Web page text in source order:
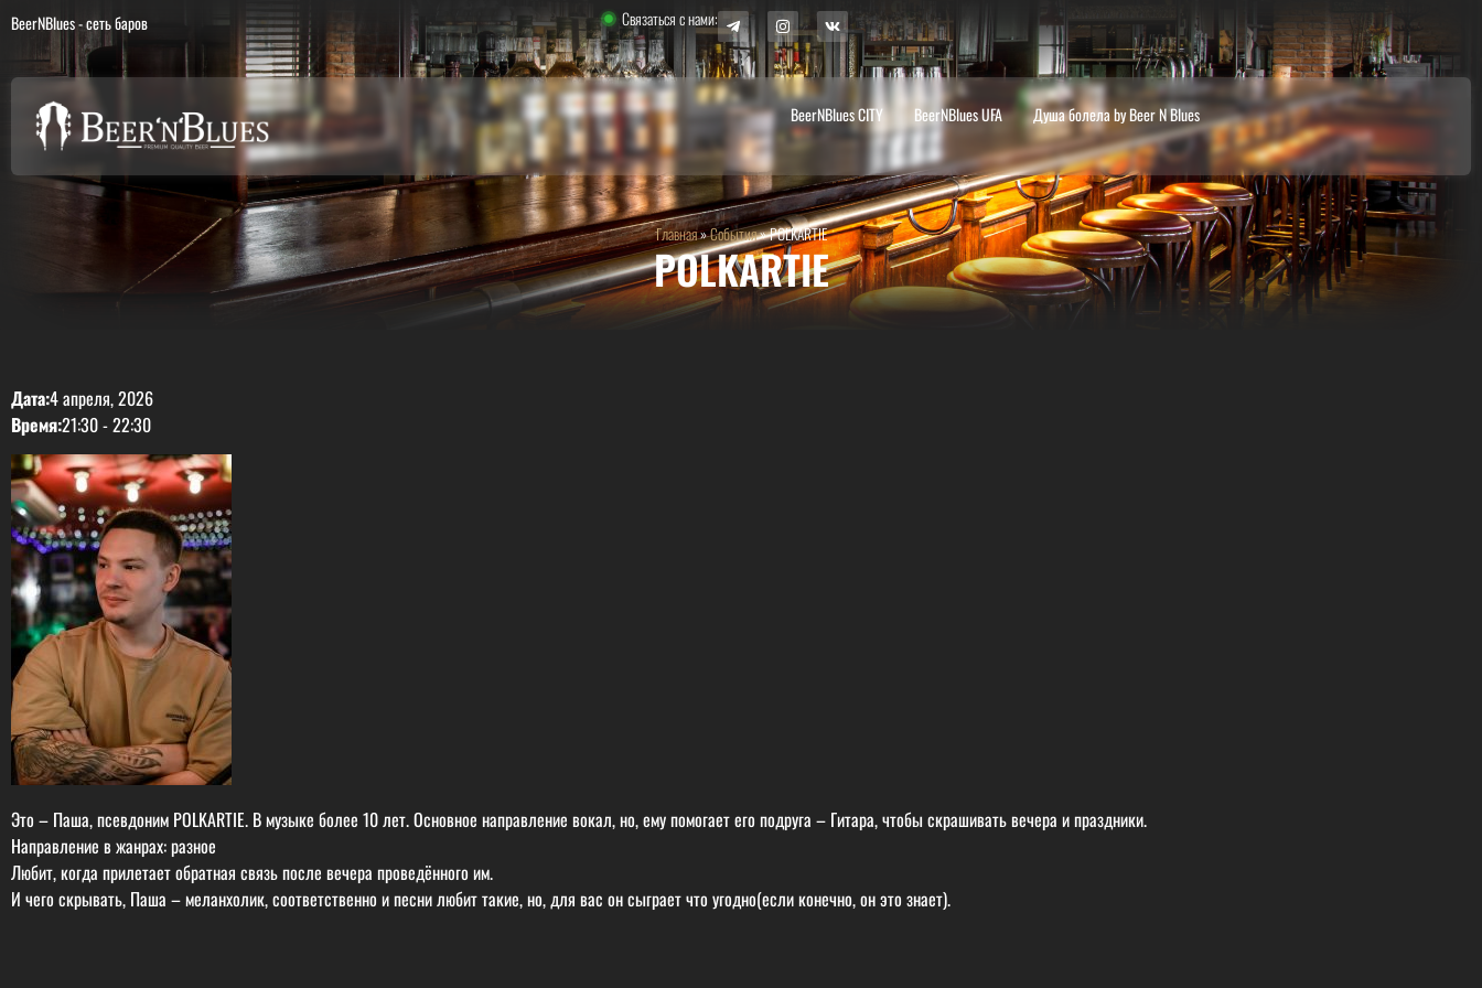
BeerNBlues - сеть баров Связаться с нами:
BeerNBlues CITY BeerNBlues UFA Душа болела by Beer N Blues
Главная»События»POLKARTIE
POLKARTIE
Дата:4 апреля, 2026
Время:21:30-22:30
Это – Паша, псевдоним POLKARTIE. В музыке более 10 лет. Основное направление вокал, но, ему помогает его подруга – Гитара, чтобы скрашивать вечера и праздники.
Направление в жанрах: разное
Любит, когда прилетает обратная связь после вечера проведённого им.
И чего скрывать, Паша – меланхолик, соответственно и песни любит такие, но, для вас он сыграет что угодно(если конечно, он это знает).